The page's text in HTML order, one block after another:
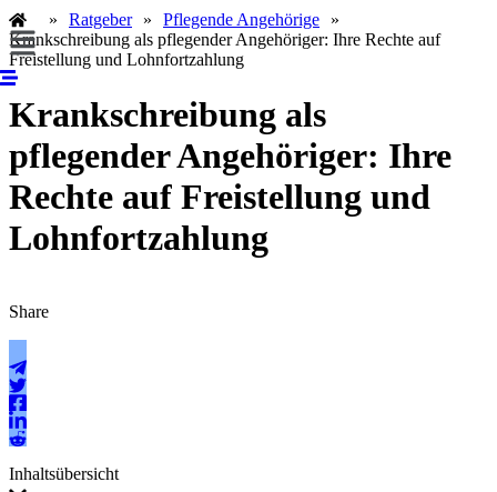
Zum
Inhalt
springen
Menü
» Ratgeber » Pflegende Angehörige
»
Krankschreibung als pflegender Angehöriger: Ihre Rechte auf
Freistellung und Lohnfortzahlung
Krankschreibung als
pflegender Angehöriger: Ihre
Rechte auf Freistellung und
Lohnfortzahlung
Share
Inhaltsübersicht